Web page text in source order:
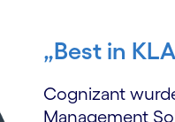
„Best in
Cognizant
Management